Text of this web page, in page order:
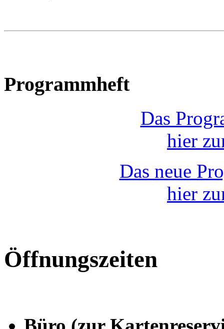
Programmheft
Das
hier
Das neue
hier
Öffnungszeiten